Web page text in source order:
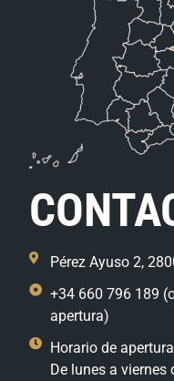
Pérez Ayuso 2,
+34 660 796 189
apertura)
Horario de
De lunes a viernes